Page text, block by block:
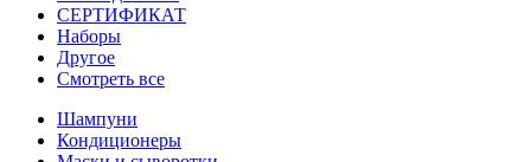
СЕРТИФИКАТ
Наборы
Другое
Смотреть все
Шампуни
Кондиционеры